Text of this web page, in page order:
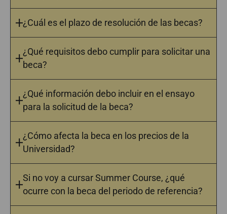
¿Cuál es el plazo de resolución de las becas?
¿Qué requisitos debo cumplir para solicitar una
beca?
¿Qué información debo incluir en el ensayo
para la solicitud de la beca?
¿Cómo afecta la beca en los precios de la
Universidad?
Si no voy a cursar Summer Course, ¿qué
ocurre con la beca del periodo de referencia?